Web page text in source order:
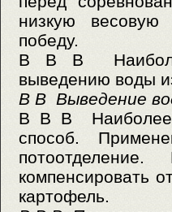
низкую
победу.
В В В Наиболее
выведению воды
В В Выведение
В В В Наиболее
способ.
компенсировать
картофель.